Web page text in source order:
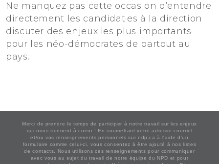
Ne manquez pas cette occasion d’entendre
directement les candidat·es à la direction
discuter des enjeux les plus importants
pour les néo-démocrates de partout au
pays.
Merci de prendre le temps de participer à notre travail sur les enjeux
qui nous tiennent à coeur ! En soumettant votre adresse courriel
et/ou vos renseignements personnels sur ndp.ca à l'aide d'un
formulaire comme celui-ci, vous consentez à être ajouté à nos listes
de contacts. Nous utilisons ces renseignements pour communiquer
avec vous au sujet du travail de notre équipe du NPD et pour